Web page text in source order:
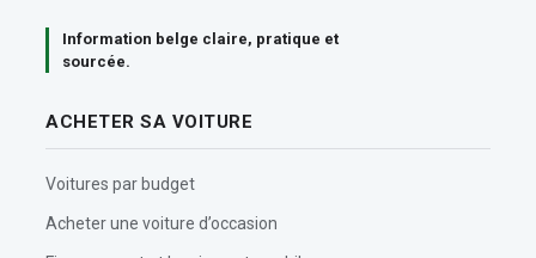
Information belge claire, pratique et
sourcée.
ACHETER SA VOITURE
Voitures par budget
Acheter une voiture d’occasion